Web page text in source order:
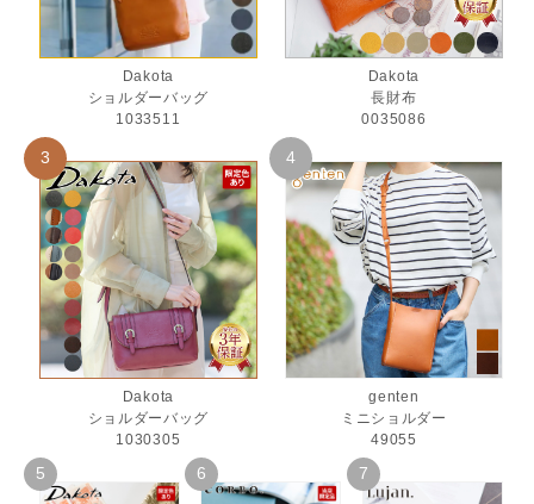
Dakota
ショルダーバッグ
1033511
Dakota
長財布
0035086
Dakota
ショルダーバッグ
1030305
genten
ミニショルダー
49055